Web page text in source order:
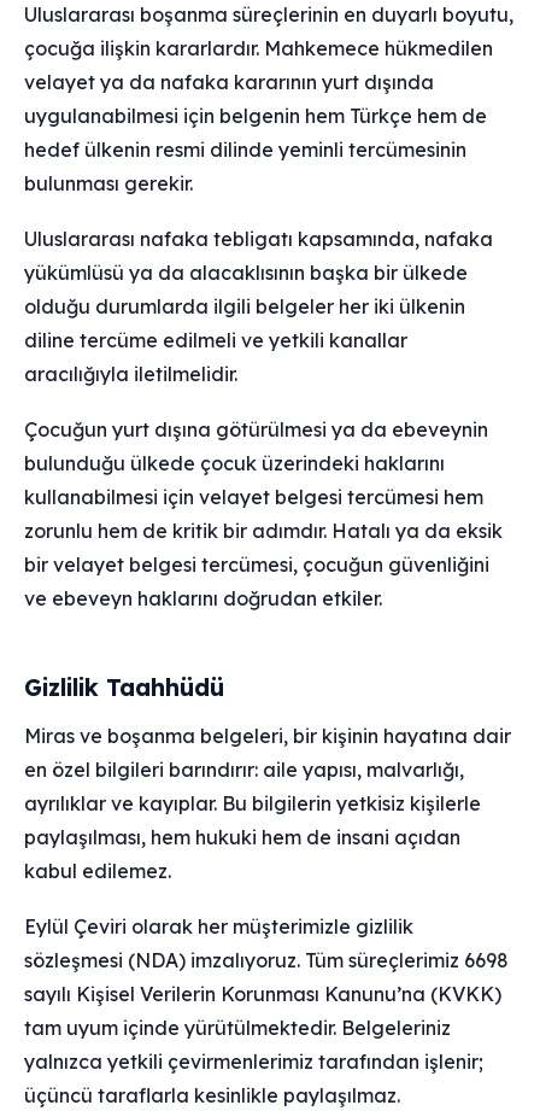
Uluslararası boşanma süreçlerinin en duyarlı boyutu,
çocuğa ilişkin kararlardır. Mahkemece hükmedilen
velayet ya da nafaka kararının yurt dışında
uygulanabilmesi için belgenin hem Türkçe hem de
hedef ülkenin resmi dilinde yeminli tercümesinin
bulunması gerekir.
Uluslararası nafaka tebligatı kapsamında, nafaka
yükümlüsü ya da alacaklısının başka bir ülkede
olduğu durumlarda ilgili belgeler her iki ülkenin
diline tercüme edilmeli ve yetkili kanallar
aracılığıyla iletilmelidir.
Çocuğun yurt dışına götürülmesi ya da ebeveynin
bulunduğu ülkede çocuk üzerindeki haklarını
kullanabilmesi için velayet belgesi tercümesi hem
zorunlu hem de kritik bir adımdır. Hatalı ya da eksik
bir velayet belgesi tercümesi, çocuğun güvenliğini
ve ebeveyn haklarını doğrudan etkiler.
Gizlilik Taahhüdü
Miras ve boşanma belgeleri, bir kişinin hayatına dair
en özel bilgileri barındırır: aile yapısı, malvarlığı,
ayrılıklar ve kayıplar. Bu bilgilerin yetkisiz kişilerle
paylaşılması, hem hukuki hem de insani açıdan
kabul edilemez.
Eylül Çeviri olarak her müşterimizle gizlilik
sözleşmesi (NDA) imzalıyoruz. Tüm süreçlerimiz 6698
sayılı Kişisel Verilerin Korunması Kanunu’na (KVKK)
tam uyum içinde yürütülmektedir. Belgeleriniz
yalnızca yetkili çevirmenlerimiz tarafından işlenir;
üçüncü taraflarla kesinlikle paylaşılmaz.